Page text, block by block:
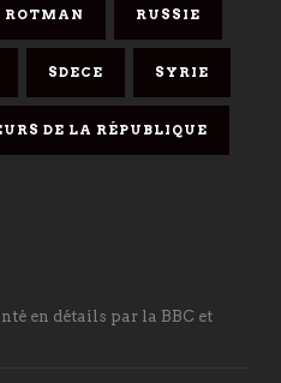
ROTMAN RUSSIE
SDECE SYRIE
DE LA RÉPUBLIQUE
en détails par la BBC et